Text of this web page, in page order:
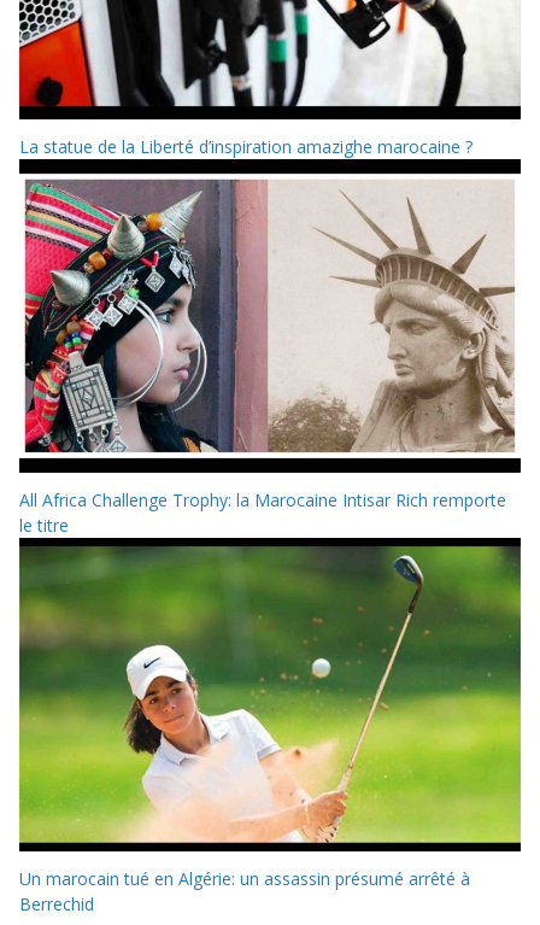
La statue de la Liberté d’inspiration amazighe marocaine ?
All Africa Challenge Trophy: la Marocaine Intisar Rich remporte
le titre
Un marocain tué en Algérie: un assassin présumé arrêté à
Berrechid